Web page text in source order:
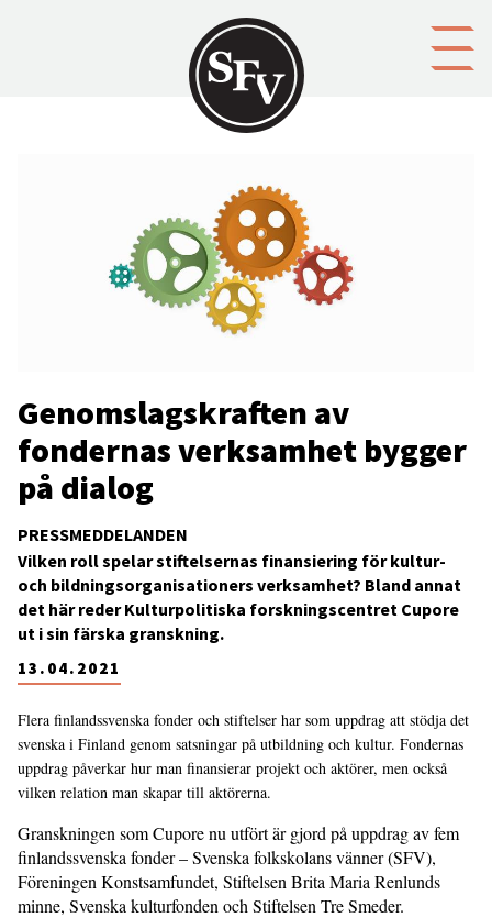
PRESSMEDDELANDEN
Genomslagskraften av
fondernas verksamhet bygger
på dialog
13.04.2021
Vilken roll spelar stiftelsernas finansiering för kultur-
och bildningsorganisationers verksamhet? Bland annat
det här reder Kulturpolitiska forskningscentret Cupore
ut i sin färska granskning.
Flera finlandssvenska fonder och stiftelser har som uppdrag att stödja det
svenska i Finland genom satsningar på utbildning och kultur. Fondernas
uppdrag påverkar hur man finansierar projekt och aktörer, men också
vilken relation man skapar till aktörerna.
Granskningen som Cupore nu utfört är gjord på uppdrag av fem
finlandssvenska fonder – Svenska folkskolans vänner (SFV),
Föreningen Konstsamfundet, Stiftelsen Brita Maria Renlunds
minne, Svenska kulturfonden och Stiftelsen Tre Smeder.